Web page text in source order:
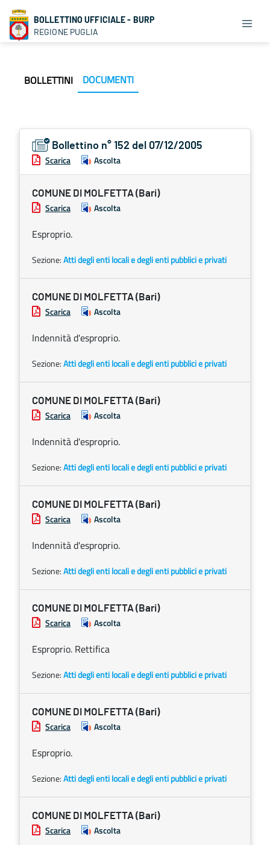
BOLLETTINO UFFICIALE - BURP
REGIONE PUGLIA
BOLLETTINI DOCUMENTI
Bollettino n° 152 del 07/12/2005
Scarica Ascolta
COMUNE DI MOLFETTA (Bari)
Scarica Ascolta
Esproprio.
Sezione:Atti degli enti locali e degli enti pubblici e privati
COMUNE DI MOLFETTA (Bari)
Scarica Ascolta
Indennità d'esproprio.
Sezione:Atti degli enti locali e degli enti pubblici e privati
COMUNE DI MOLFETTA (Bari)
Scarica Ascolta
Indennità d'esproprio.
Sezione:Atti degli enti locali e degli enti pubblici e privati
COMUNE DI MOLFETTA (Bari)
Scarica Ascolta
Indennità d'esproprio.
Sezione:Atti degli enti locali e degli enti pubblici e privati
COMUNE DI MOLFETTA (Bari)
Scarica Ascolta
Esproprio. Rettifica
Sezione:Atti degli enti locali e degli enti pubblici e privati
COMUNE DI MOLFETTA (Bari)
Scarica Ascolta
Esproprio.
Sezione:Atti degli enti locali e degli enti pubblici e privati
COMUNE DI MOLFETTA (Bari)
Scarica Ascolta